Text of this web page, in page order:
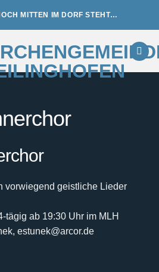
MITTEN IM DORF STEHT…
vorwiegend geistliche Lieder
tägig ab 19:30 Uhr im MLH
estunek@arcor.de